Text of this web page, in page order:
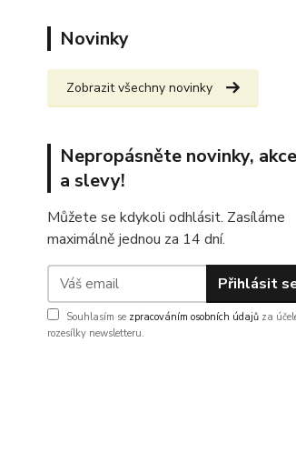
Novinky
Zobrazit všechny novinky
Nepropásněte novinky, akce
a slevy!
Můžete se kdykoli odhlásit. Zasíláme
maximálně jednou za 14 dní.
Přihlásit
Souhlasím se zpracováním osobních údajů za
rozesílky newsletteru.